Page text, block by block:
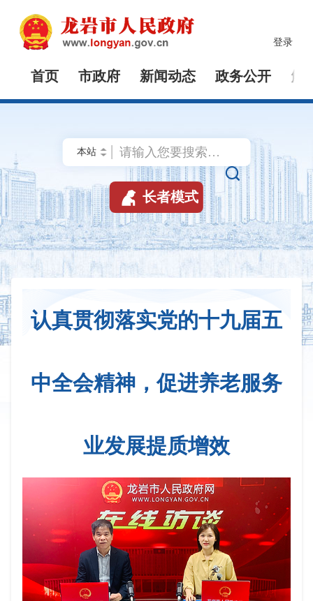
登录
首页 市政府 新闻动态 政务公开 解

 长者模式
认真贯彻落实党的十九届五
中全会精神，促进养老服务
业发展提质增效